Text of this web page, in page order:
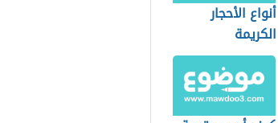
أنواع الأحجار
الكريمة